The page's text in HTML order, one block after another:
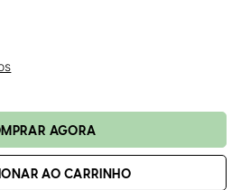
AO CARRINHO